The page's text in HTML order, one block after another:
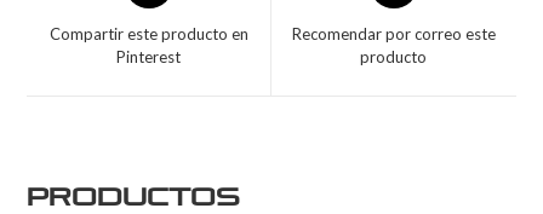
Compartir este producto en
Pinterest
Recomendar por correo este
producto
Productos